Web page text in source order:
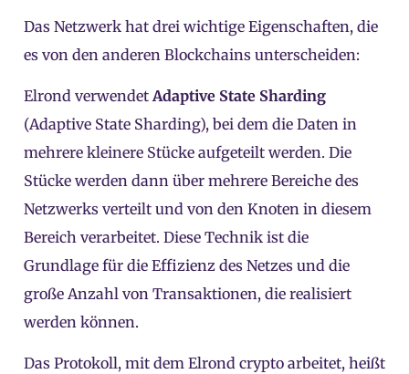
Das Netzwerk hat drei wichtige Eigenschaften, die
es von den anderen Blockchains unterscheiden:
Elrond verwendetAdaptive State Sharding
(Adaptive State Sharding), bei dem die Daten in
mehrere kleinere Stücke aufgeteilt werden. Die
Stücke werden dann über mehrere Bereiche des
Netzwerks verteilt und von den Knoten in diesem
Bereich verarbeitet. Diese Technik ist die
Grundlage für die Effizienz des Netzes und die
große Anzahl von Transaktionen, die realisiert
werden können.
Das Protokoll, mit dem Elrond crypto arbeitet, heißt